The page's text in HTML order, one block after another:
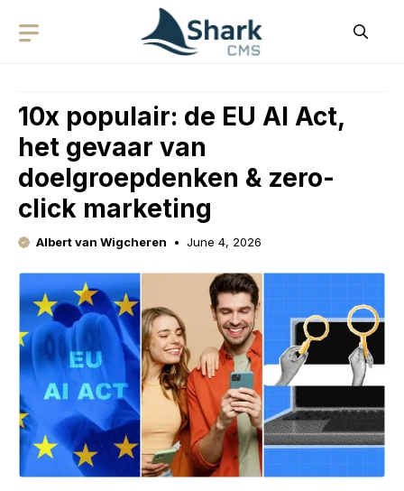
10x populair: de EU AI Act,
het gevaar van
doelgroepdenken & zero-
click marketing
Albert van Wigcheren June 4, 2026